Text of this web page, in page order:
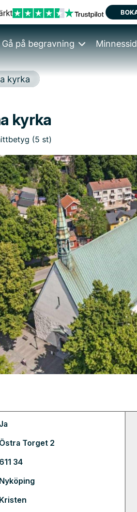
Gå på begravning
kyrka
kyrka
(5 st)
Ja
Östra Torget 2
611 34
Nyköping
Kristen